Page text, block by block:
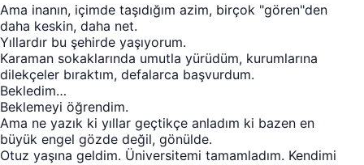
Ama inanın, içimde taşıdığım azim, birçok "gören"den
daha keskin, daha net.
Yıllardır bu şehirde yaşıyorum.
Karaman sokaklarında umutla yürüdüm, kurumlarına
dilekçeler bıraktım, defalarca başvurdum.
Bekledim…
Beklemeyi öğrendim.
Ama ne yazık ki yıllar geçtikçe anladım ki bazen en
büyük engel gözde değil, gönülde.
Otuz yaşına geldim. Üniversitemi tamamladım. Kendimi